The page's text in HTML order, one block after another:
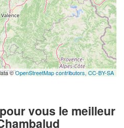
©OpenStreetMap contributors, CC-BY-SA
vous le meilleur